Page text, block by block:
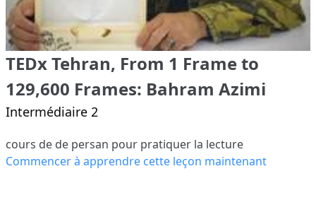
TEDx Tehran, From 1 Frame to
129,600 Frames: Bahram Azimi
Intermédiaire 2
cours de de persan pour pratiquer la lecture
Commencer à apprendre cette leçon maintenant